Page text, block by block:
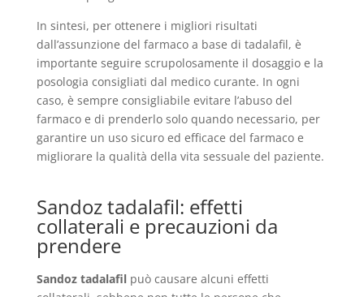
In sintesi, per ottenere i migliori risultati
dall’assunzione del farmaco a base di tadalafil, è
importante seguire scrupolosamente il dosaggio e la
posologia consigliati dal medico curante. In ogni
caso, è sempre consigliabile evitare l’abuso del
farmaco e di prenderlo solo quando necessario, per
garantire un uso sicuro ed efficace del farmaco e
migliorare la qualità della vita sessuale del paziente.
Sandoz tadalafil: effetti
collaterali e precauzioni da
prendere
Sandoz tadalafilpuò causare alcuni effetti